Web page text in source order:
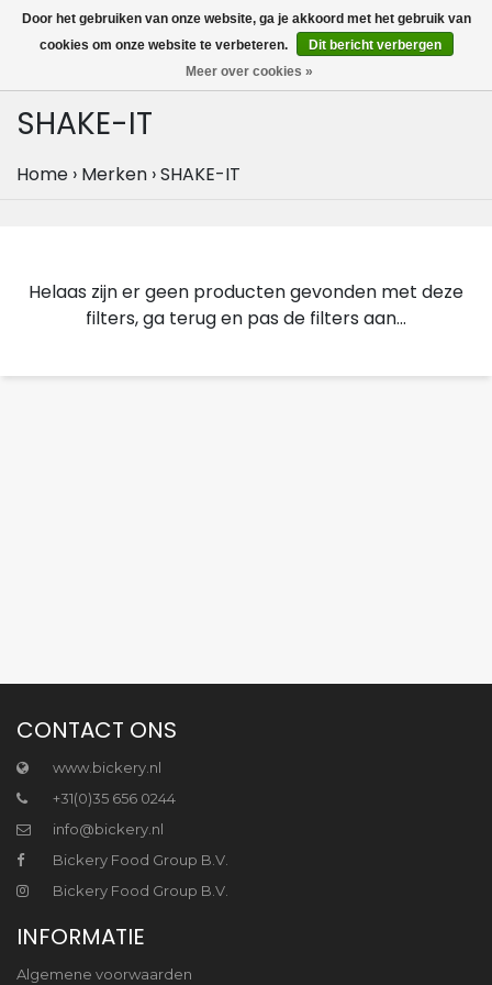
MENU
0
SHAKE-IT
Home › Merken ›SHAKE-IT
Helaas zijn er geen producten gevonden met deze
filters, ga terug en pas de filters aan...
CONTACT ONS
www.bickery.nl
+31(0)35 656 0244
info@bickery.nl
Bickery Food Group B.V.
Bickery Food Group B.V.
INFORMATIE
Algemene voorwaarden
Door het gebruiken van onze website, ga je akkoord met het gebruik van
cookies om onze website te verbeteren.
Dit bericht verbergen
Meer over cookies »